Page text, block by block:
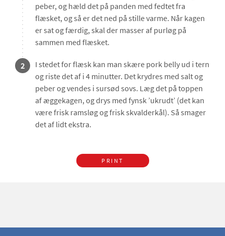
peber, og hæld det på panden med fedtet fra
flæsket, og så er det ned på stille varme. Når kagen
er sat og færdig, skal der masser af purløg på
sammen med flæsket.
2
I stedet for flæsk kan man skære pork belly ud i tern
og riste det af i 4 minutter. Det krydres med salt og
peber og vendes i sursød sovs. Læg det på toppen
af æggekagen, og drys med fynsk ’ukrudt’ (det kan
være frisk ramsløg og frisk skvalderkål). Så smager
det af lidt ekstra.
PRINT